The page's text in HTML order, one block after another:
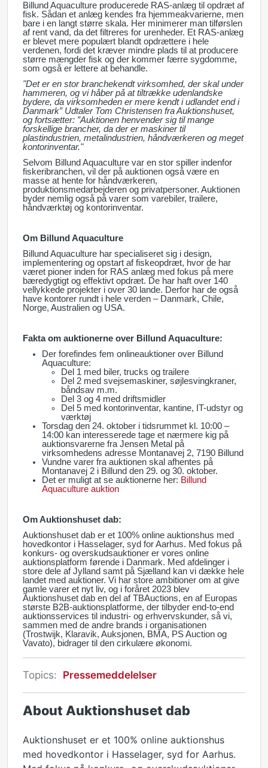
Billund Aquaculture producerede RAS-anlæg til opdræt af
fisk. Sådan et anlæg kendes fra hjemmeakvarierne, men
bare i en langt større skala. Her minimerer man tilførslen
af rent vand, da det filtreres for urenheder. Et RAS-anlæg
er blevet mere populært blandt opdrættere i hele
verdenen, fordi det kræver mindre plads til at producere
større mængder fisk og der kommer færre sygdomme,
som også er lettere at behandle.
"Det er en stor branchekendt virksomhed, der skal under
hammeren, og vi håber på at tiltrække udenlandske
bydere, da virksomheden er mere kendt i udlandet end i
Danmark” Udtaler Tom Christensen fra Auktionshuset,
og fortsætter: ”Auktionen henvender sig til mange
forskellige brancher, da der er maskiner til
plastindustrien, metalindustrien, håndværkeren og meget
kontorinventar."
Selvom Billund Aquaculture var en stor spiller indenfor
fiskeribranchen, vil der på auktionen også være en
masse at hente for håndværkeren,
produktionsmedarbejderen og privatpersoner. Auktionen
byder nemlig også på varer som varebiler, trailere,
håndværktøj og kontorinventar.
Om Billund Aquaculture
Billund Aquaculture har specialiseret sig i design,
implementering og opstart af fiskeopdræt, hvor de har
været pioner inden for RAS anlæg med fokus på mere
bæredygtigt og effektivt opdræt. De har haft over 140
vellykkede projekter i over 30 lande. Derfor har de også
have kontorer rundt i hele verden – Danmark, Chile,
Norge, Australien og USA.
Fakta om auktionerne over Billund Aquaculture:
Der forefindes fem onlineauktioner over Billund
Aquaculture:
Del 1 med biler, trucks og trailere
Del 2 med svejsemaskiner, søjlesvingkraner,
båndsav m.m.
Del 3 og 4 med driftsmidler
Del 5 med kontorinventar, kantine, IT-udstyr og
værktøj
Torsdag den 24. oktober i tidsrummet kl. 10:00 –
14:00 kan interesserede tage et nærmere kig på
auktionsvarerne fra Jensen Metal på
virksomhedens adresse Montanavej 2, 7190 Billund
Vundne varer fra auktionen skal afhentes på
Montanavej 2 i Billund den 29. og 30. oktober.
Det er muligt at se auktionerne her: Billund
Aquaculture auktion
Om Auktionshuset dab:
Auktionshuset dab er et 100% online auktionshus med
hovedkontor i Hasselager, syd for Aarhus. Med fokus på
konkurs- og overskudsauktioner er vores online
auktionsplatform førende i Danmark. Med afdelinger i
store dele af Jylland samt på Sjælland kan vi dække hele
landet med auktioner. Vi har store ambitioner om at give
gamle varer et nyt liv, og i foråret 2023 blev
Auktionshuset dab en del af TBAuctions, en af Europas
største B2B-auktionsplatforme, der tilbyder end-to-end
auktionsservices til industri- og erhvervskunder, så vi,
sammen med de andre brands i organisationen
(Trostwijk, Klaravik, Auksjonen, BMA, PS Auction og
Vavato), bidrager til den cirkulære økonomi.
Topics: Pressemeddelelser
About Auktionshuset dab
Auktionshuset er et 100% online auktionshus
med hovedkontor i Hasselager, syd for Aarhus.